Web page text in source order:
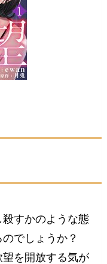
すかのような態
でしょうか？
を開放する気が